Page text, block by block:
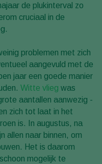
de plukinterval zo
cruciaal in de
problemen met zich
aangevuld met de
jaar een goede manier
Witte vlieg was
aantallen aanwezig -
zich tot laat in het
is. In augustus, na
allen naar binnen, om
Het is daarom
mogelijk te